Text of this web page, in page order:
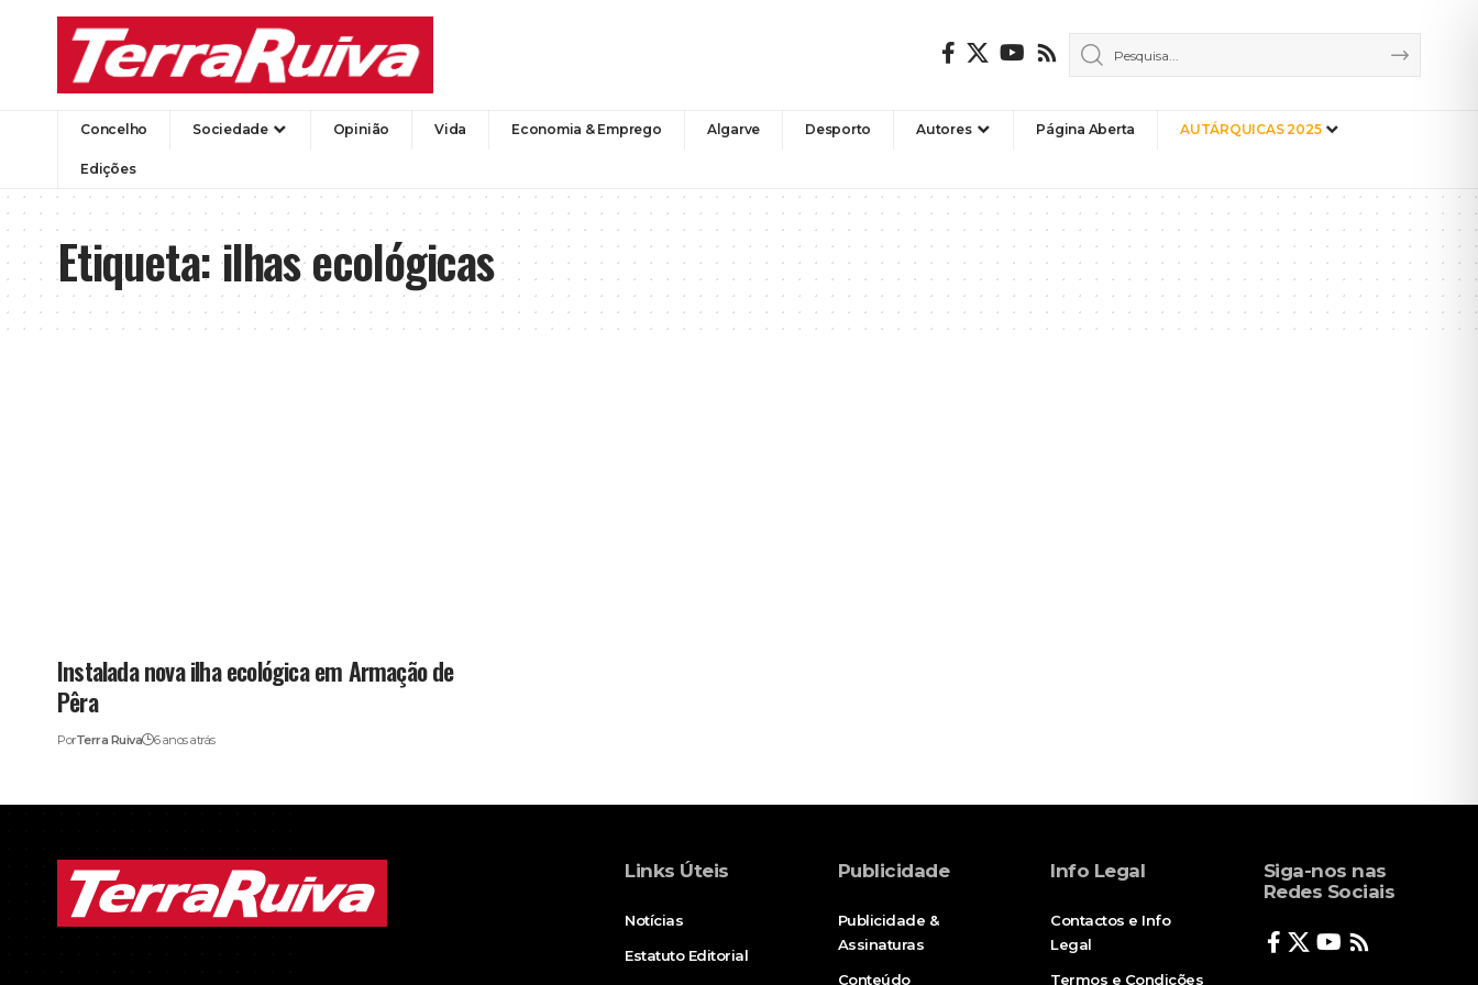
Concelho Sociedade Opinião Vida Economia & Emprego Algarve Desporto Autores Página Aberta AUTÁRQUICAS 2025
Edições
Etiqueta:ilhas ecológicas
Instalada nova ilha ecológica em Armação de
Pêra
PorTerra Ruiva 6 anos atrás
Links Úteis
Notícias
Estatuto Editorial
Publicidade
Publicidade &
Assinaturas
Conteúdo
Info Legal
Contactos e Info
Legal
Termos e Condições
Siga-nos nas
Redes Sociais